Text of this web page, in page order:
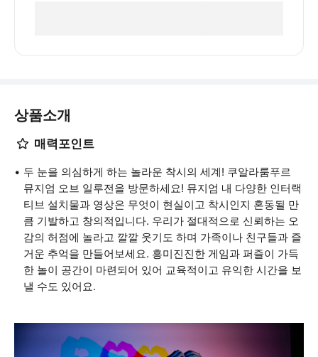
상품소개
매력포인트
두 눈을 의심하게 하는 놀라운 착시의 세계! 쿠알라룸푸르
뮤지엄 오브 일루전을 방문하세요! 뮤지엄 내 다양한 인터랙
티브 설치물과 영상은 무엇이 현실이고 착시인지 혼동될 만
큼 기발하고 창의적입니다. 우리가 절대적으로 신뢰하는 오
감의 허점에 놀라고 깔깔 웃기도 하며 가족이나 친구들과 즐
거운 추억을 만들어보세요. 흥미진진한 게임과 퍼즐이 가득
한 놀이 공간이 마련되어 있어 교육적이고 유익한 시간을 보
낼 수도 있어요.